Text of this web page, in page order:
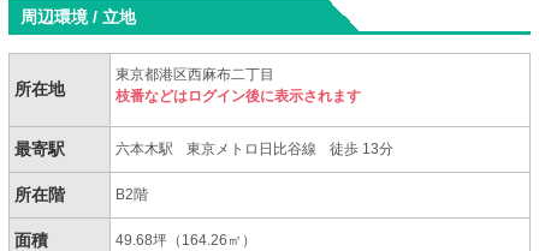
周辺環境 / 立地
所在地
東京都港区西麻布二丁目
枝番などはログイン後に表示されます
最寄駅 六本木駅 東京メトロ日比谷線 徒歩 13分
所在階 B2階
面積 49.68坪（164.26㎡）